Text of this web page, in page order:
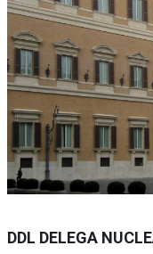
DDL DELEGA